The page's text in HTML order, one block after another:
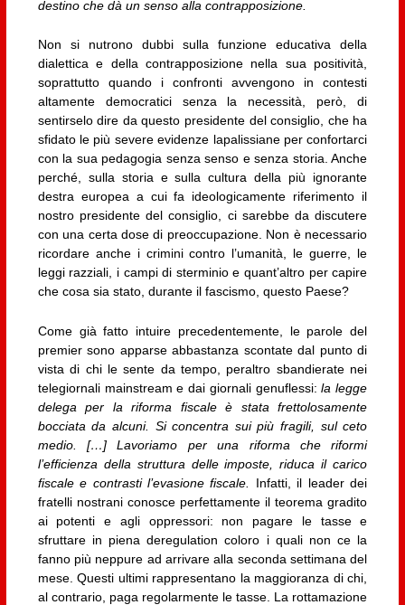
destino che dà un senso alla contrapposizione.
Non si nutrono dubbi sulla funzione educativa della
dialettica e della contrapposizione nella sua positività,
soprattutto quando i confronti avvengono in contesti
altamente democratici senza la necessità, però, di
sentirselo dire da questo presidente del consiglio, che ha
sfidato le più severe evidenze lapalissiane per confortarci
con la sua pedagogia senza senso e senza storia. Anche
perché, sulla storia e sulla cultura della più ignorante
destra europea a cui fa ideologicamente riferimento il
nostro presidente del consiglio, ci sarebbe da discutere
con una certa dose di preoccupazione. Non è necessario
ricordare anche i crimini contro l’umanità, le guerre, le
leggi razziali, i campi di sterminio e quant’altro per capire
che cosa sia stato, durante il fascismo, questo Paese?
Come già fatto intuire precedentemente, le parole del
premier sono apparse abbastanza scontate dal punto di
vista di chi le sente da tempo, peraltro sbandierate nei
telegiornali mainstream e dai giornali genuflessi:la legge
delega per la riforma fiscale è stata frettolosamente
bocciata da alcuni. Si concentra sui più fragili, sul ceto
medio. […] Lavoriamo per una riforma che riformi
l’efficienza della struttura delle imposte, riduca il carico
fiscale e contrasti l’evasione fiscale. Infatti, il leader dei
fratelli nostrani conosce perfettamente il teorema gradito
ai potenti e agli oppressori: non pagare le tasse e
sfruttare in piena deregulation coloro i quali non ce la
fanno più neppure ad arrivare alla seconda settimana del
mese. Questi ultimi rappresentano la maggioranza di chi,
al contrario, paga regolarmente le tasse. La rottamazione